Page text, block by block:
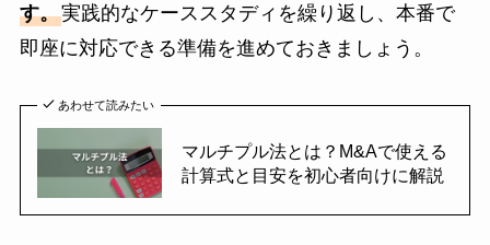
す。実践的なケーススタディを繰り返し、本番で
即座に対応できる準備を進めておきましょう。
あわせて読みたい
マルチプル法とは？M&Aで使える
計算式と目安を初心者向けに解説